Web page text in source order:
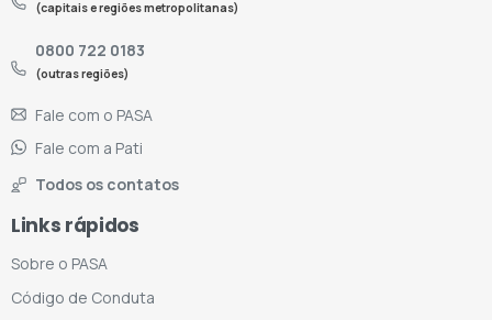
(capitais e regiões metropolitanas)
0800 722 0183
(outras regiões)
Fale com o PASA
Fale com a Pati
Todos os contatos
Links rápidos
Sobre o PASA
Código de Conduta